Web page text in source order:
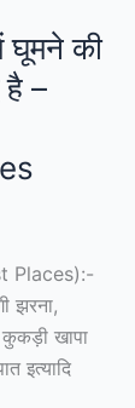
घूमने की
है –
Places):-
झरना,
खापा
इत्यादि